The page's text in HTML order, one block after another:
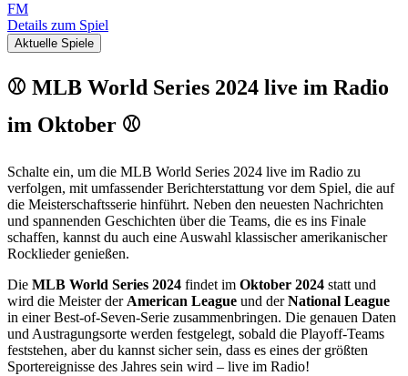
FM
Details zum Spiel
Aktuelle Spiele
⚾ MLB World Series 2024 live im Radio
im Oktober ⚾
Schalte ein, um die MLB World Series 2024 live im Radio zu
verfolgen, mit umfassender Berichterstattung vor dem Spiel, die auf
die Meisterschaftsserie hinführt. Neben den neuesten Nachrichten
und spannenden Geschichten über die Teams, die es ins Finale
schaffen, kannst du auch eine Auswahl klassischer amerikanischer
Rocklieder genießen.
Die MLB World Series 2024 findet im Oktober 2024 statt und
wird die Meister der American League und derNational League
in einer Best-of-Seven-Serie zusammenbringen. Die genauen Daten
und Austragungsorte werden festgelegt, sobald die Playoff-Teams
feststehen, aber du kannst sicher sein, dass es eines der größten
Sportereignisse des Jahres sein wird – live im Radio!